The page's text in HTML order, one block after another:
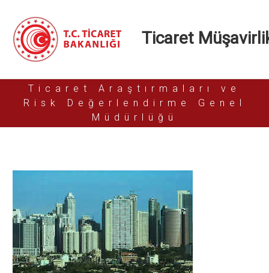
Ticaret
Ticaret Araştırmaları ve
Risk Değerlendirme Genel
Müdürlüğü